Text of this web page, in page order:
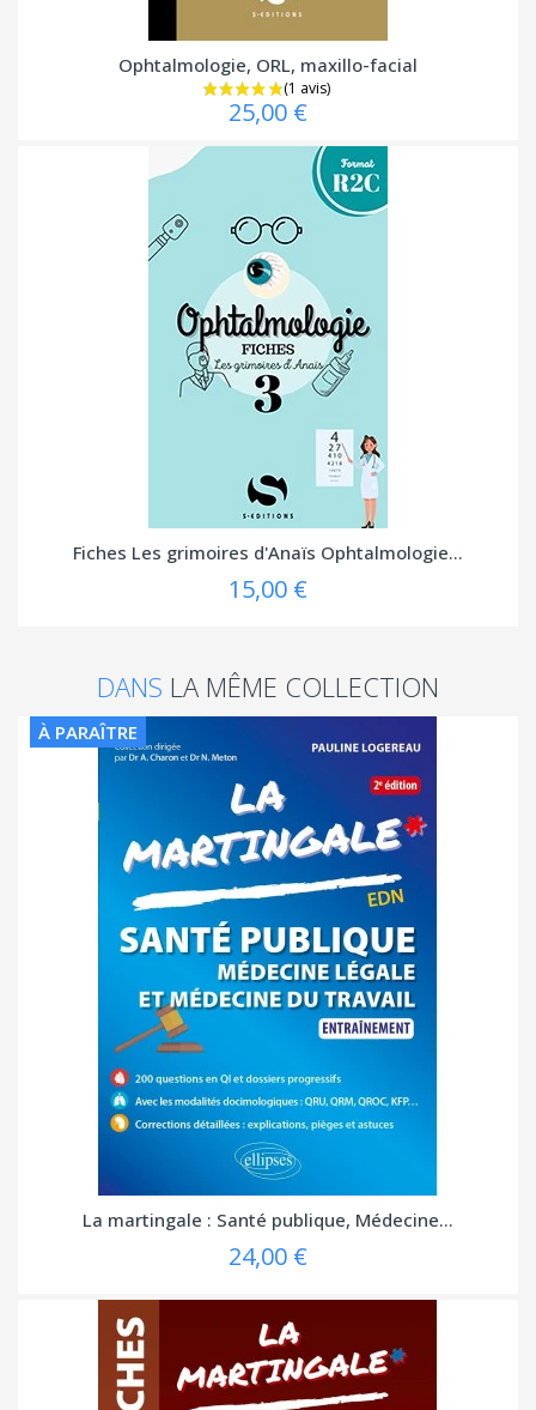
Ophtalmologie, ORL, maxillo-facial
25,00 €
Fiches Les grimoires d'Anaïs Ophtalmologie...
15,00 €
DANS LA MÊME COLLECTION
À PARAÎTRE
La martingale : Santé publique, Médecine...
24,00 €